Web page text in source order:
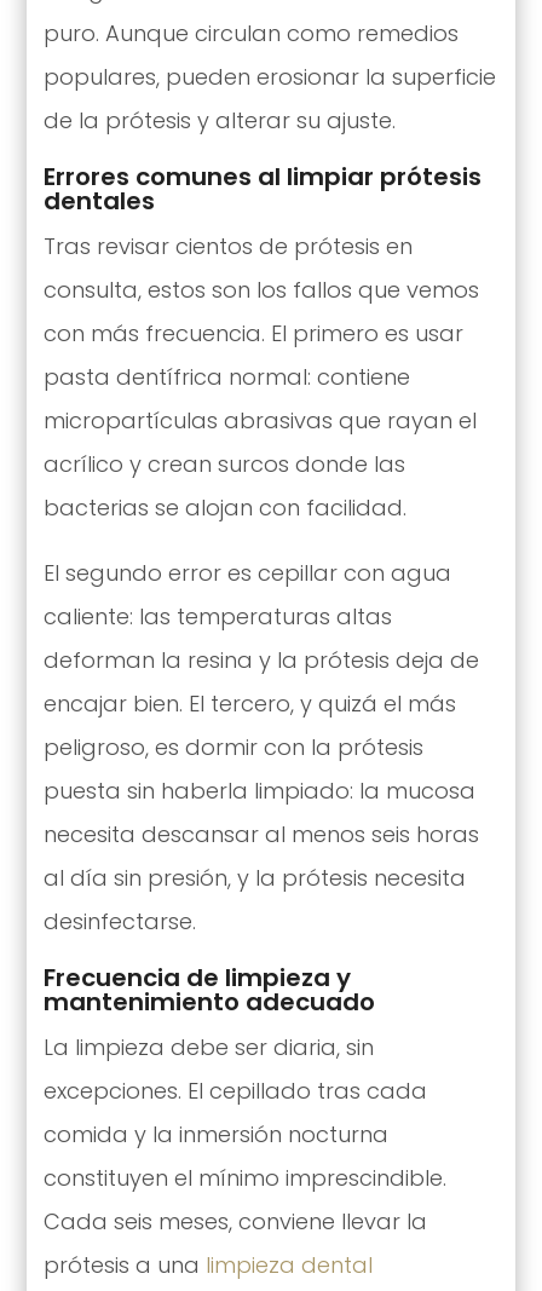
puro. Aunque circulan como remedios
populares, pueden erosionar la superficie
de la prótesis y alterar su ajuste.
Errores comunes al limpiar prótesis
dentales
Tras revisar cientos de prótesis en
consulta, estos son los fallos que vemos
con más frecuencia. El primero es usar
pasta dentífrica normal: contiene
micropartículas abrasivas que rayan el
acrílico y crean surcos donde las
bacterias se alojan con facilidad.
El segundo error es cepillar con agua
caliente: las temperaturas altas
deforman la resina y la prótesis deja de
encajar bien. El tercero, y quizá el más
peligroso, es dormir con la prótesis
puesta sin haberla limpiado: la mucosa
necesita descansar al menos seis horas
al día sin presión, y la prótesis necesita
desinfectarse.
Frecuencia de limpieza y
mantenimiento adecuado
La limpieza debe ser diaria, sin
excepciones. El cepillado tras cada
comida y la inmersión nocturna
constituyen el mínimo imprescindible.
Cada seis meses, conviene llevar la
prótesis a una limpieza dental